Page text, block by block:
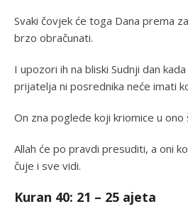
Svaki čovjek će toga Dana prema
brzo obračunati.
I upozori ih na bliski Sudnji dan
prijatelja ni posrednika neće imati
On zna poglede koji kriomice u
Allah će po pravdi presuditi, a oni
čuje i sve vidi.
Kuran 40: 21 – 25 ajeta